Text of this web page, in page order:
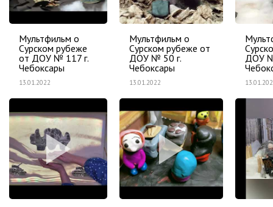
Мультфильм о
Сурском рубеже
от ДОУ № 117 г.
Чебоксары
13.01.2022
Мультфильм о
Сурском рубеже от
ДОУ № 50 г.
Чебоксары
13.01.2022
ДОУ